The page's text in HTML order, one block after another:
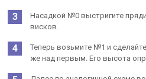
Насадкой №0 выстригите
висков.
Теперь возьмите №1 и
же над первым. Его высота